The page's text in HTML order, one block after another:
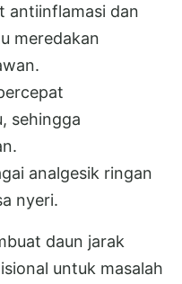
antiinflamasi dan
meredakan
sehingga
analgesik ringan
nyeri.
daun jarak
untuk masalah